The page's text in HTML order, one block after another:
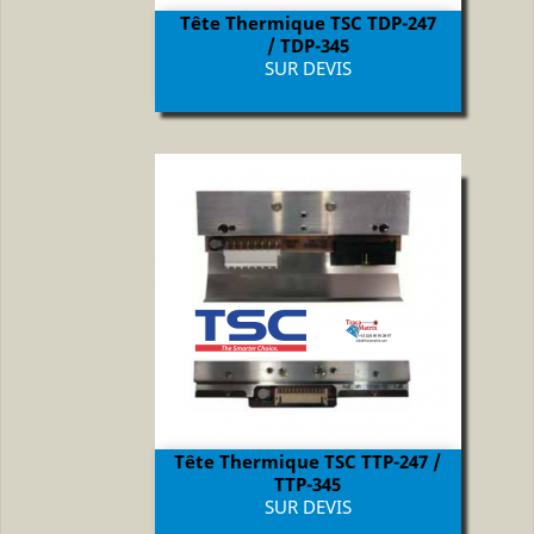
Tête Thermique TSC TDP-247
/ TDP-345
Prix
SUR DEVIS
Tête Thermique TSC TTP-247 /
TTP-345
Prix
SUR DEVIS